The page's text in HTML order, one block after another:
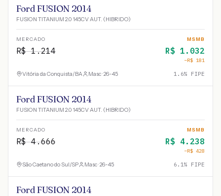
Ford FUSION 2014
FUSION TITANIUM 2.0 145CV AUT. (HIBRIDO)
MERCADO
R$1.214
MSMB
R$ 1.032
−R$ 181
Vitória da Conquista/BA Masc · 26-45 1.6% FIPE
Ford FUSION 2014
FUSION TITANIUM 2.0 145CV AUT. (HIBRIDO)
MERCADO
R$4.666
MSMB
R$ 4.238
−R$ 428
São Caetano do Sul/SP Masc · 26-45 6.1% FIPE
Ford FUSION 2014